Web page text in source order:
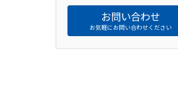
お問い合わせ
お気軽にお問い合わせください